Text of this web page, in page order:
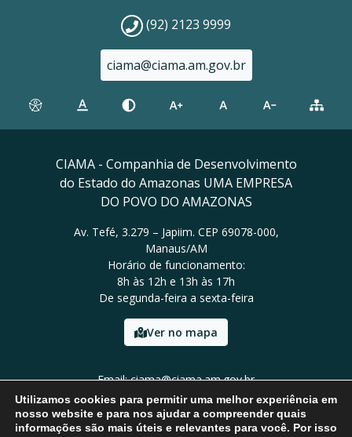
(92) 2123 9999
ciama@ciama.am.gov.br
CIAMA - Companhia de Desenvolvimento
do Estado do Amazonas UMA EMPRESA
DO POVO DO AMAZONAS
Av. Tefé, 3.279 – Japiim. CEP 69078-000,
Manaus/AM
Horário de funcionamento:
8h às 12h e 13h às 17h
De segunda-feira a sexta-feira
Ver no mapa
Email: ciama@ciama.am.gov.br
Tel: (92) 2123 9999
Utilizamos cookies para permitir uma melhor experiência em
nosso website e para nos ajudar a compreender quais
informações são mais úteis e relevantes para você. Por isso